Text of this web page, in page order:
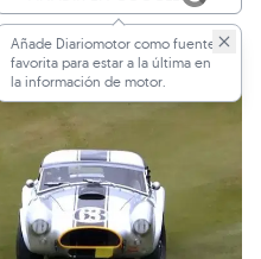
Añade Diariomotor como fuente
favorita para estar a la última en
la información de motor.